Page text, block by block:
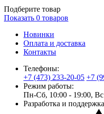
Подберите товар
Показать 0 товаров
Новинки
Оплата и доставка
Контакты
Телефоны:
+7 (473) 233-20-05 +7
Режим работы:
Пн-Сб, 10:00 - 19:00,
Разработка и